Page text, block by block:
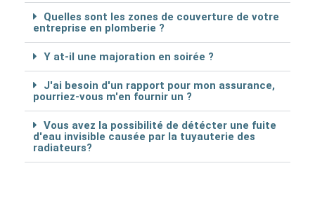
Quelles sont les zones de couverture de votre
entreprise en plomberie ?
Y at-il une majoration en soirée ?
J'ai besoin d'un rapport pour mon assurance,
pourriez-vous m'en fournir un ?
Vous avez la possibilité de détécter une fuite
d'eau invisible causée par la tuyauterie des
radiateurs?